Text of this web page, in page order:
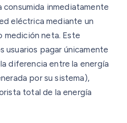
inmediatamente
eléctrica mediante un
medición neta. Este
usuarios pagar únicamente
diferencia entre la energía
por su sistema),
total de la energía